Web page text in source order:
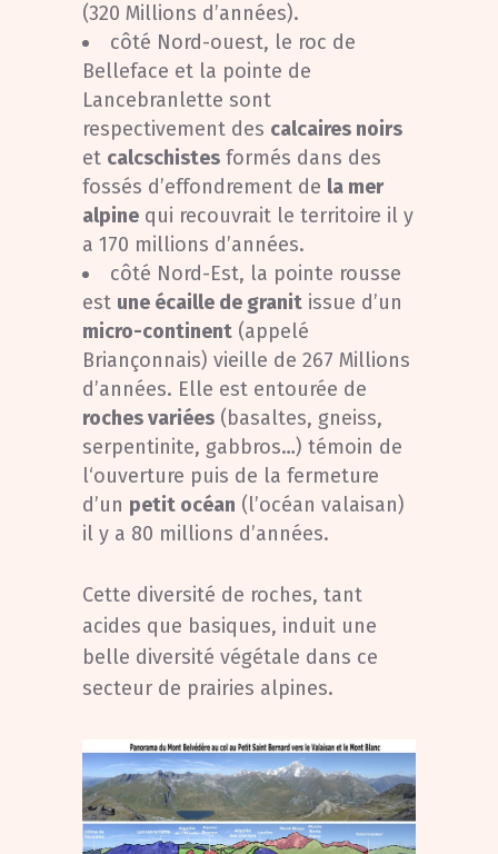
(320 Millions d’années).
côté Nord-ouest, le roc de
Belleface et la pointe de
Lancebranlette sont
respectivement des calcaires noirs
et calcschistes formés dans des
fossés d’effondrement de la mer
alpine qui recouvrait le territoire il y
a 170 millions d’années.
côté Nord-Est, la pointe rousse
est une écaille de granit issue d’un
micro-continent (appelé
Briançonnais) vieille de 267 Millions
d’années. Elle est entourée de
roches variées (basaltes, gneiss,
serpentinite, gabbros…) témoin de
l‘ouverture puis de la fermeture
d’un petit océan (l’océan valaisan)
il y a 80 millions d’années.
Cette diversité de roches, tant
acides que basiques, induit une
belle diversité végétale dans ce
secteur de prairies alpines.